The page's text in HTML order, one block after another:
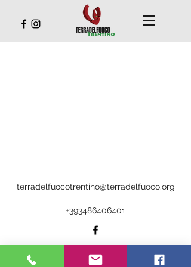
terradelfuocotrentino@terradelfuoco.org
+393486406401
via Cesare Battisti
180 - 38077 Comano Terme